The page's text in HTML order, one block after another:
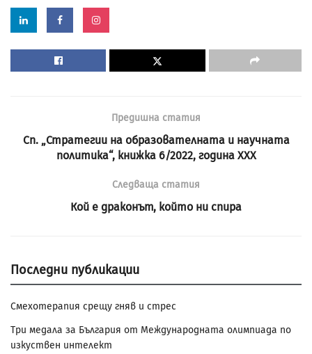
Предишна статия
Сп. „Стратегии на образователната и научната
политика“, книжка 6/2022, година XXX
Следваща статия
Кой е драконът, който ни спира
Последни публикации
Смехотерапия срещу гняв и стрес
Три медала за България от Международната олимпиада по
изкуствен интелект